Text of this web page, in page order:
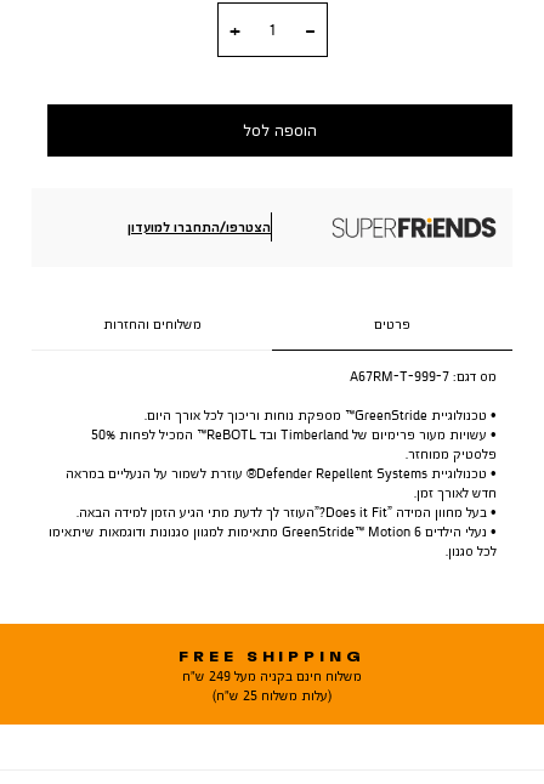
הוספה לסל
הצטרפו/התחברו למועדון
פרטים משלוחים והחזרות
מס דגם: A67RM-T-999-7
• טכנולוגיית GreenStride™ מספקת נוחות וריכוך לכל אורך היום.
• עשויות מעור פרימיום של Timberland ובד ReBOTL™ המכיל לפחות 50%
פלסטיק ממוחזר.
• טכנולוגיית Defender Repellent Systems® עוזרת לשמור על הנעליים במראה
חדש לאורך זמן.
• בעל מחוון המידה ”Does it Fit?”העוזר לך לדעת מתי הגיע הזמן למידה הבאה.
• נעלי הילדים GreenStride™ Motion 6 מתאימות למגוון סגנונות ודוגמאות שיתאימו
לכל סגנון.
FREE SHIPPING
משלוח חינם בקניה מעל 249 ש"ח
(עלות משלוח 25 ש"ח)